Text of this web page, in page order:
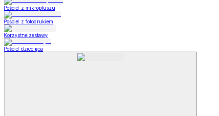
Pościel z mikropluszu
Pościel z fotodrukiem
Korzystne zestawy
Pościel dziecięca